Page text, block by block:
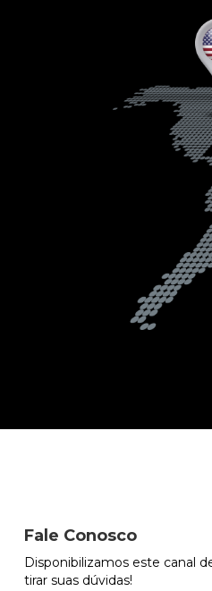
Fale Conosco
Disponibilizamos este canal
tirar suas dúvidas!